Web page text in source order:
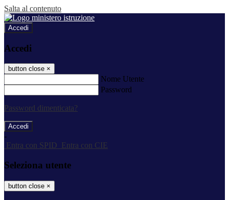
Salta al contenuto
Accedi
Accedi
button close ×
Nome Utente
Password
Password dimenticata?
-
Entra con SPID
Entra con CIE
Seleziona utente
button close ×